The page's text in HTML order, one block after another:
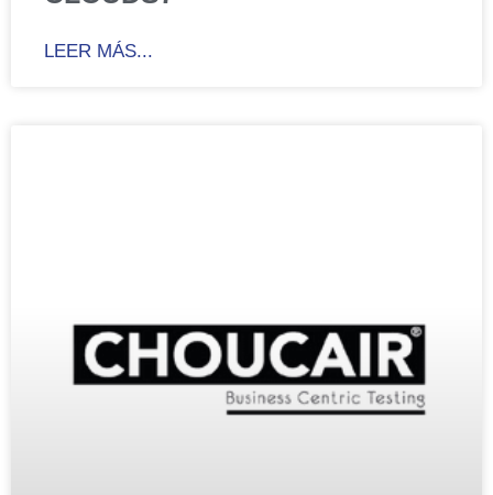
LEER MÁS...